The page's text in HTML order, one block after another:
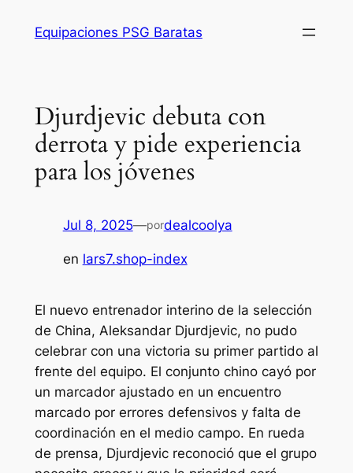
Equipaciones PSG Baratas
Djurdjevic debuta con
derrota y pide experiencia
para los jóvenes
Jul 8, 2025—pordealcoolya
en lars7.shop-index
El nuevo entrenador interino de la selección
de China, Aleksandar Djurdjevic, no pudo
celebrar con una victoria su primer partido al
frente del equipo. El conjunto chino cayó por
un marcador ajustado en un encuentro
marcado por errores defensivos y falta de
coordinación en el medio campo. En rueda
de prensa, Djurdjevic reconoció que el grupo